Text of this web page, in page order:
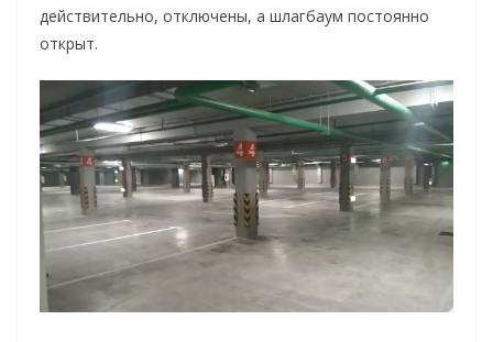
действительно, отключены, а шлагбаум постоянно
открыт.